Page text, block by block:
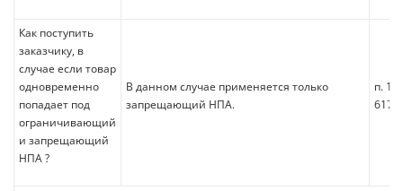
Как поступить
заказчику, в
случае если товар
одновременно
попадает под
ограничивающий
и запрещающий
НПА ?
В данном случае применяется только
запрещающий НПА.
п.
617